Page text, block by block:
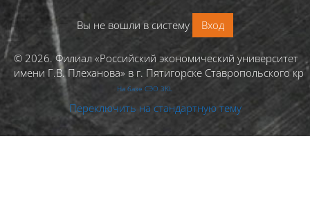
Вы не вошли в систему Вход
© 2026. Филиал «Российский экономический университет
имени Г.В. Плеханова» в г. Пятигорске Ставропольского
На базе СЭО 3KL
Переключить на стандартную тему